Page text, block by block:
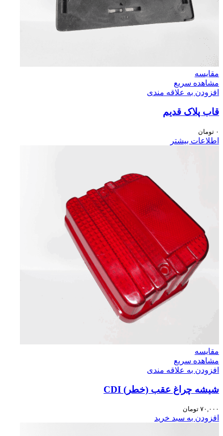
مقایسه
مشاهده سریع
افزودن به علاقه مندی
قاب پلاک قدیم
۰ تومان
اطلاعات بیشتر
مقایسه
مشاهده سریع
افزودن به علاقه مندی
شیشه چراغ عقب (خطر) CDI
۷۰,۰۰۰ تومان
افزودن به سبد خرید